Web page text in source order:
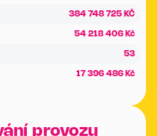
384 748 725 KČ
54 218 406 Kč
53
17 396 486 Kč
provozu